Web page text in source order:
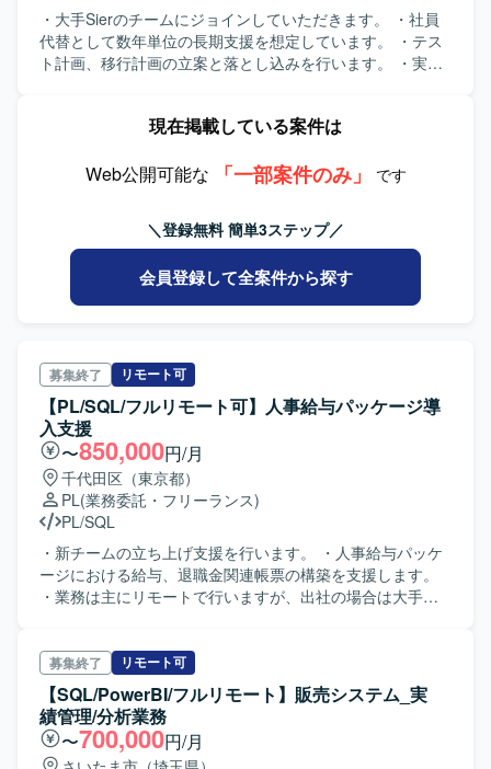
・大手Sierのチームにジョインしていただきます。 ・社員
代替として数年単位の長期支援を想定しています。 ・テス
ト計画、移行計画の立案と落とし込みを行います。 ・実行
現在掲載している案件は
Web公開可能な
「一部案件のみ」 です
＼登録無料 簡単3ステップ／
会員登録して全案件から探す
募集終了 リモート可
【PL/SQL/フルリモート可】人事給与パッケージ導
入支援
〜850,000円/月
千代田区（東京都）
PL(業務委託・フリーランス)
PL/SQL
・新チームの立ち上げ支援を行います。 ・人事給与パッケ
ージにおける給与、退職金関連帳票の構築を支援します。
・業務は主にリモートで行いますが、出社の場合は大手町
募集終了 リモート可
【SQL/PowerBI/フルリモート】販売システム_実
績管理/分析業務
〜700,000円/月